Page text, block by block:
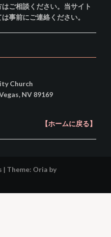
ご相談ください。当サイト
事前にご連絡ください。
Church
NV 89169
【ホームに戻る】
| Theme: Oria by